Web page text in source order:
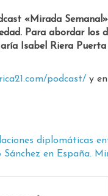
«Mirada
Para abordar los
Isabel Riera
podcast/y en
diplomáticas
en España.